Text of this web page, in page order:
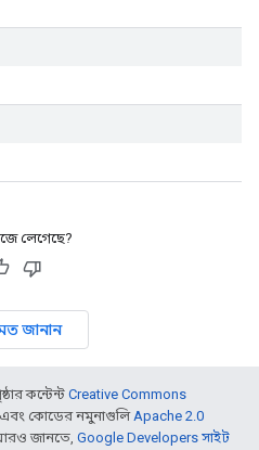
লেগেছে?
জানান
কন্টেন্ট Creative Commons
কোডের নমুনাগুলিApache 2.0
আরও জানতে, Google Developers সাইট